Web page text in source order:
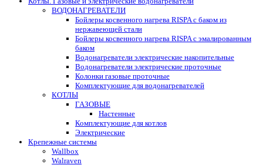
ВОДОНАГРЕВАТЕЛИ
Бойлеры косвенного нагрева RISPA с баком из
нержавеющей стали
Бойлеры косвенного нагрева RISPA с эмалированным
баком
Водонагреватели электрические накопительные
Водонагреватели электрические проточные
Колонки газовые проточные
Комплектующие для водонагревателей
КОТЛЫ
ГАЗОВЫЕ
Настенные
Комплектующие для котлов
Электрические
Крепежные системы
Wallbox
Walraven